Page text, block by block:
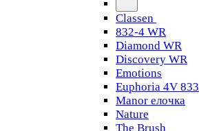
Classen
832-4 WR
Diamond WR
Discovery WR
Emotions
Euphoria 4V 833
Manor елочка
Nature
The Brush